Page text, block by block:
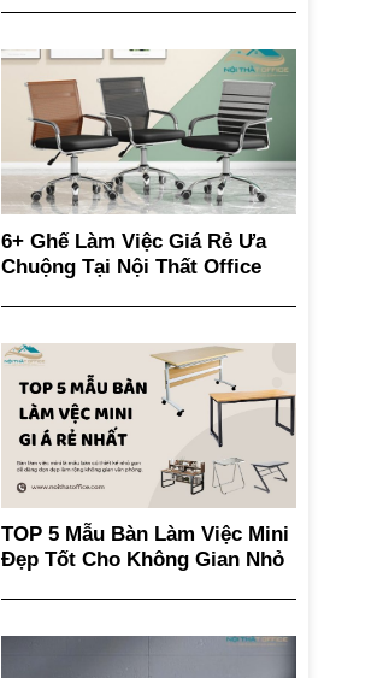
6+ Ghế Làm Việc Giá Rẻ Ưa
Chuộng Tại Nội Thất Office
TOP 5 Mẫu Bàn Làm Việc Mini
Đẹp Tốt Cho Không Gian Nhỏ